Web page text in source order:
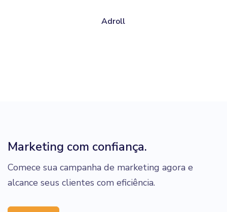
Adroll
Marketing com confiança.
Comece sua campanha de marketing agora e
alcance seus clientes com eficiência.